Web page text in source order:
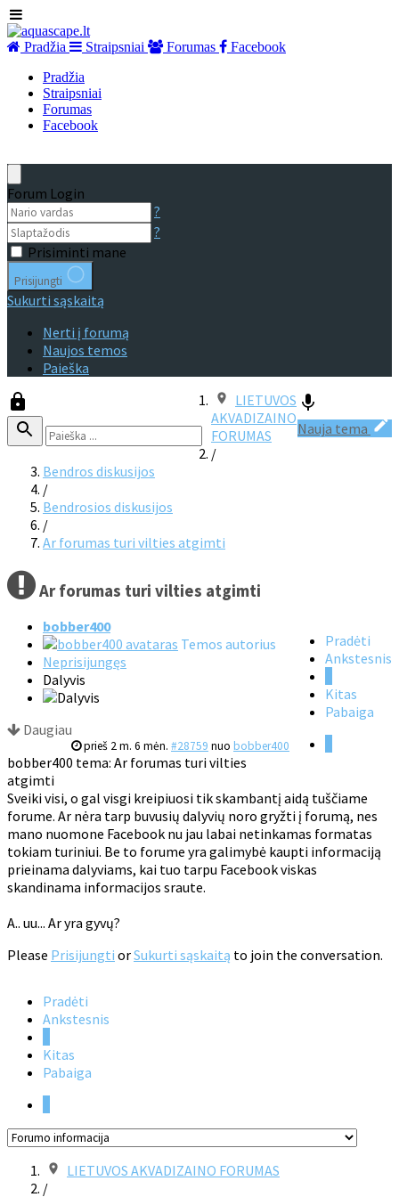
Pradžia Straipsniai Forumas
Facebook
Pradžia
Straipsniai
Forumas
Facebook
Forum Login
?
?
Prisiminti mane
Prisijungti
Sukurti sąskaitą
Nerti į forumą
Naujos temos
Paieška
Nauja tema
LIETUVOS
AKVADIZAINO
FORUMAS
/
Bendros diskusijos
/
Bendrosios diskusijos
/
Ar forumas turi vilties atgimti
Ar forumas turi vilties atgimti
Pradėti
Ankstesnis
Kitas
Pabaiga
bobber400
Temos autorius
Neprisijungęs
Dalyvis
Daugiau
prieš 2 m. 6 mėn. #28759 nuo bobber400
bobber400 tema: Ar forumas turi vilties
atgimti
Sveiki visi, o gal visgi kreipiuosi tik skambantį aidą tuščiame
forume. Ar nėra tarp buvusių dalyvių noro gryžti į forumą, nes
mano nuomone Facebook nu jau labai netinkamas formatas
tokiam turiniui. Be to forume yra galimybė kaupti informaciją
prieinama dalyviams, kai tuo tarpu Facebook viskas
skandinama informacijos sraute.
A.. uu... Ar yra gyvų?
Please Prisijungti orSukurti sąskaitą to join the conversation.
Pradėti
Ankstesnis
Kitas
Pabaiga
LIETUVOS AKVADIZAINO FORUMAS
/